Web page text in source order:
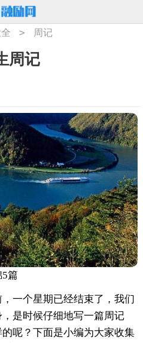
> 周记
周记
5篇
一个星期已经结束了，我们
是时候仔细地写一篇周记
呢？下面是小编为大家收集